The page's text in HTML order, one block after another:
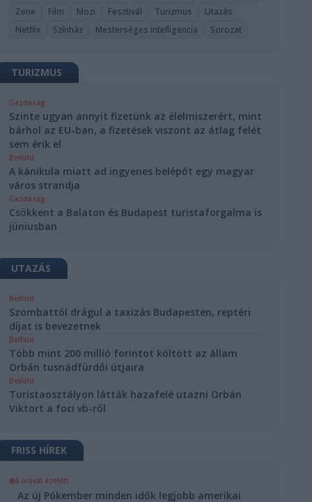
Zene
Film Mozi Fesztivál Turizmus
Utazás
Netflix
Színház Mesterséges intelligencia Sorozat
TURIZMUS
Gazdaság
Szinte ugyan annyit fizetünk az élelmiszerért, mint
bárhol az EU-ban, a fizetések viszont az átlag felét
sem érik el
Belföld
A kánikula miatt ad ingyenes belépőt egy magyar
város strandja
Gazdaság
Csökkent a Balaton és Budapest turistaforgalma is
júniusban
UTAZÁS
Belföld
Szombattól drágul a taxizás Budapesten, reptéri
díjat is bevezetnek
Belföld
Több mint 200 millió forintot költött az állam
Orbán tusnádfürdői útjaira
Belföld
Turistaosztályon látták hazafelé utazni Orbán
Viktort a foci vb-ről
FRISS HÍREK
6 órával ezelőtt
Az új Pókember minden idők legjobb amerikai